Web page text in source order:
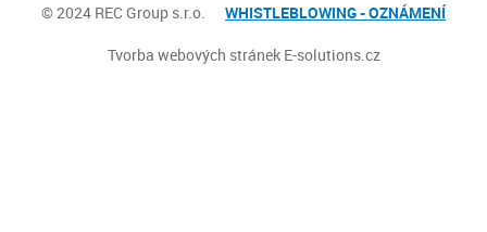
© 2024 REC Group s.r.o. WHISTLEBLOWING - OZNÁMENÍ
Tvorba webových stránekE-solutions.cz